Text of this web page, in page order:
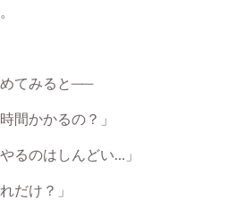
てみると──
間かかるの？」
るのはしんどい…」
だけ？」